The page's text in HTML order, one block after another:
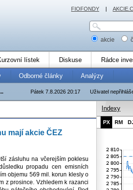
akcie
lístek Diskuse Rádce
Odborné články Analýzy
Uživatel
Pátek 7.8.2026 20:17
mají akcie ČEZ
zásluhu na včerejším poklesu
propadu cen emisních
objemu 569 mil. korun klesly o
z prosince. Vzhledem k razanci
Indexy
PX RM
FIOFONDY |